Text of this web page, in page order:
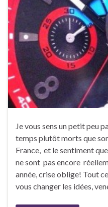
Je vous sens un petit peu
temps plutôt morts que
France, et le sentiment
ne sont pas encore
année, crise oblige! Tout
vous changer les idées,